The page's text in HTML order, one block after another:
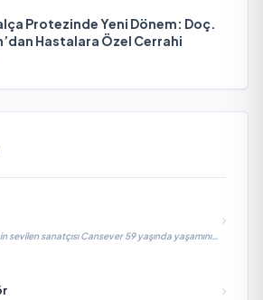
Protezinde Yeni Dönem: Doç.
Hastalara Özel Cerrahi
sevilen sanatçısı Cansever 59 yaşında yaşamını